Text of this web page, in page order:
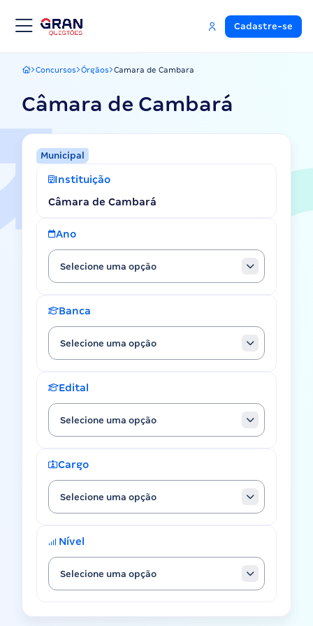
Cadastre-se
Gran Questões
Concursos Órgãos Camara de Cambara
Câmara de Cambará
Municipal
Instituição
Câmara de Cambará
Ano
Selecione uma opção
Banca
Selecione uma opção
Edital
Selecione uma opção
Cargo
Selecione uma opção
Nível
Selecione uma opção